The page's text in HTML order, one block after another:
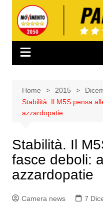
contenuto
Home 2015
Stabilità. Il M5S pensa
azzardopatie
Stabilità. Il
fasce deboli:
azzardopatie
Camera news
7